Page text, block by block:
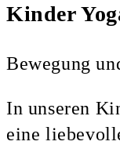
Kinder
Bewegung
In unseren
eine